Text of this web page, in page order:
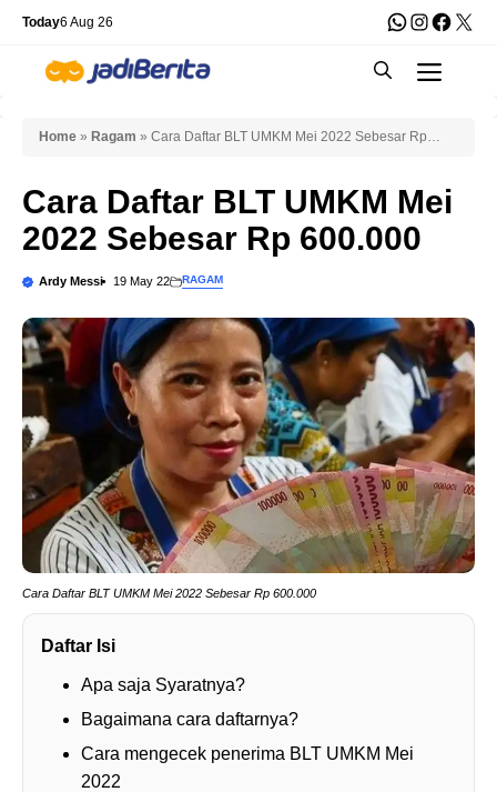
Skip
content
Today6 Aug 26 WhatsApp
X
Home » Ragam » Cara Daftar BLT UMKM Mei 2022 Sebesar Rp
Cara Daftar BLT UMKM Mei
2022 Sebesar Rp 600.000
Ardy Messi 19 May 22 RAGAM
Cara Daftar BLT UMKM Mei 2022 Sebesar Rp 600.000
Daftar Isi
Apa saja Syaratnya?
Bagaimana cara daftarnya?
Cara mengecek penerima BLT UMKM Mei
2022